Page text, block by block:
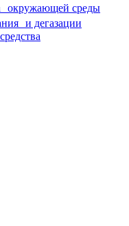
окружающей среды
и дегазации